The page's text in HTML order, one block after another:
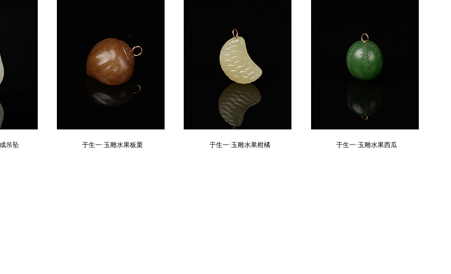
吊坠 于生一·玉雕水果板栗 于生一·玉雕水果柑橘 于生一·玉雕水果西瓜